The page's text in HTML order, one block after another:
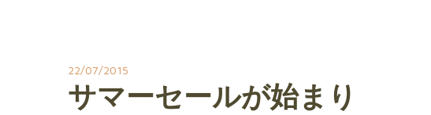
22/07/2015
サマーセールが始まり